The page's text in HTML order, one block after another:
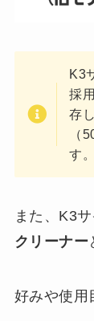
K3
採
存
（
す。
また、K3
クリーナー
好みや使用